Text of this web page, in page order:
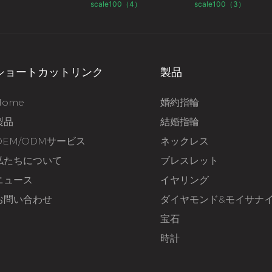
ョートカットリンク
品
ODMサービス
たちについて
ュース
問い合わせ
製品
婚約指輪
結婚指輪
ネックレス
ブレスレット
イヤリング
ダイヤモンド&モイサナ
宝石
時計